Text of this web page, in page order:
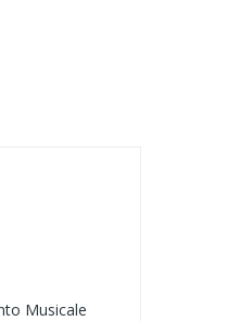
Musicale